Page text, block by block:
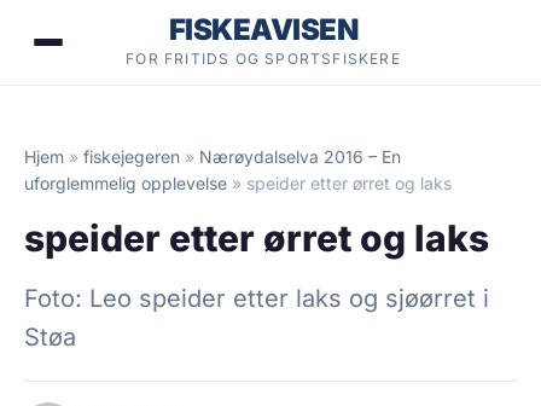
FISKEAVISEN
FOR FRITIDS OG SPORTSFISKERE
Hjem » fiskejegeren » Nærøydalselva 2016 – En
uforglemmelig opplevelse » speider etter ørret og laks
speider etter ørret og laks
Foto: Leo speider etter laks og sjøørret i
Støa